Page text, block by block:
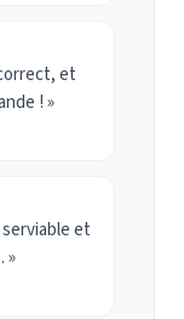
et
! »
et
»